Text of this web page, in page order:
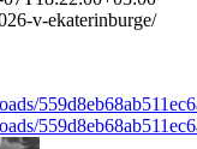
v-ekaterinburge/